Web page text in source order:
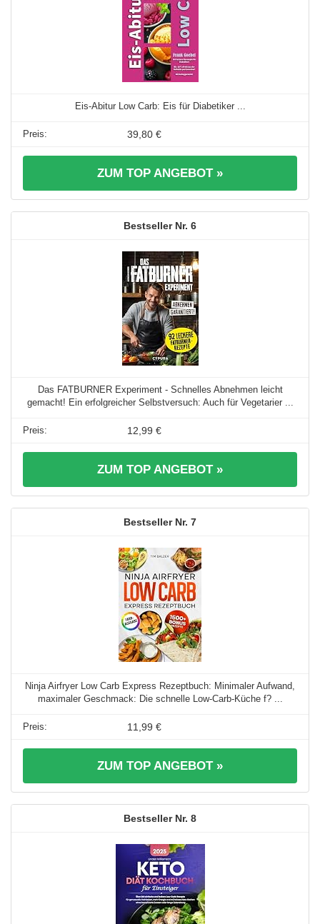
Eis-Abitur Low Carb: Eis für Diabetiker ...
39,80 €
ZUM TOP ANGEBOT »
6
Das FATBURNER Experiment - Schnelles Abnehmen leicht
gemacht! Ein erfolgreicher Selbstversuch: Auch für Vegetarier ...
12,99 €
ZUM TOP ANGEBOT »
7
Ninja Airfryer Low Carb Express Rezeptbuch: Minimaler Aufwand,
maximaler Geschmack: Die schnelle Low-Carb-Küche f? ...
11,99 €
ZUM TOP ANGEBOT »
8